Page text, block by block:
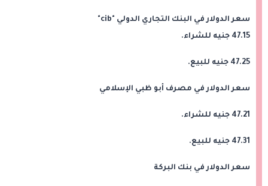
سعر الدولار في البنك التجاري الدولي "cib"
47.15 جنيه للشراء.
47.25 جنيه للبيع.
سعر الدولار في مصرف أبو ظبي الإسلامي
47.21 جنيه للشراء.
47.31 جنيه للبيع.
سعر الدولار في بنك البركة